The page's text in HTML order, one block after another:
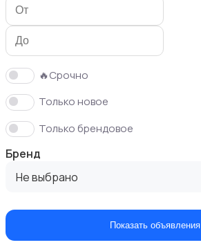
Футболки и топы
Спортивная одежда
Свитеры и толстовки
🔥Срочно
Только новое
Только брендовое
Бренд
Не выбрано
Показать объявления